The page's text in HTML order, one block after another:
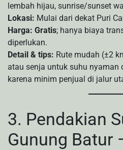
lembah hijau, sunrise/sunset
Lokasi: Mulai dari dekat Puri
Harga: Gratis; hanya biaya
diperlukan.
Detail & tips: Rute mudah (±2
atau senja untuk suhu nyaman
karena minim penjual di jalur
3. Pendakian
Gunung Batur